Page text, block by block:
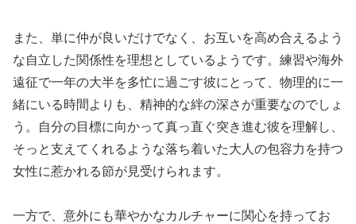
また、単に仲が良いだけでなく、お互いを高め合えるよう
な自立した関係性を理想としているようです。練習や海外
遠征で一年の大半を多忙に過ごす彼にとって、物理的に一
緒にいる時間よりも、精神的な絆の深さが重要なのでしょ
う。自分の目標に向かって真っ直ぐ突き進む彼を理解し、
そっと支えてくれるような落ち着いた大人の包容力を持つ
女性に惹かれる節が見受けられます。
一方で、意外にも華やかなカルチャーに関心を持ってお